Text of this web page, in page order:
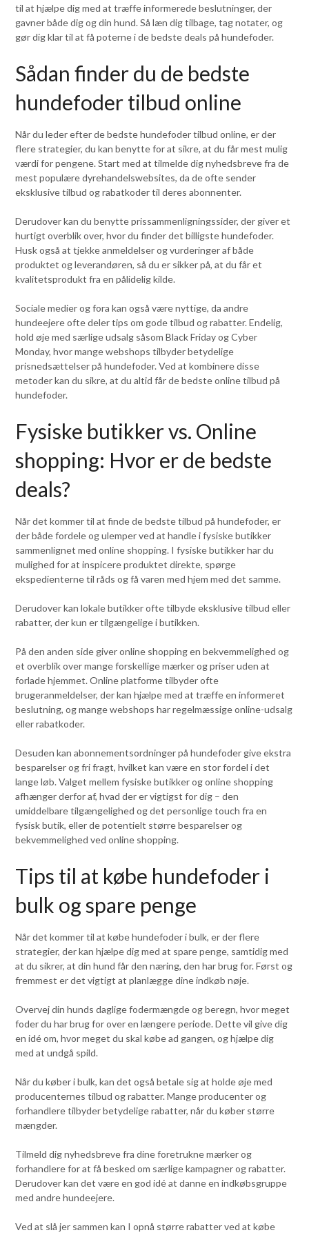
til at hjælpe dig med at træffe informerede beslutninger, der
gavner både dig og din hund. Så læn dig tilbage, tag notater, og
gør dig klar til at få poterne i de bedste deals på hundefoder.
Sådan finder du de bedste
hundefoder tilbud online
Når du leder efter de bedste hundefoder tilbud online, er der
flere strategier, du kan benytte for at sikre, at du får mest mulig
værdi for pengene. Start med at tilmelde dig nyhedsbreve fra de
mest populære dyrehandelswebsites, da de ofte sender
eksklusive tilbud og rabatkoder til deres abonnenter.
Derudover kan du benytte prissammenligningssider, der giver et
hurtigt overblik over, hvor du finder det billigste hundefoder.
Husk også at tjekke anmeldelser og vurderinger af både
produktet og leverandøren, så du er sikker på, at du får et
kvalitetsprodukt fra en pålidelig kilde.
Sociale medier og fora kan også være nyttige, da andre
hundeejere ofte deler tips om gode tilbud og rabatter. Endelig,
hold øje med særlige udsalg såsom Black Friday og Cyber
Monday, hvor mange webshops tilbyder betydelige
prisnedsættelser på hundefoder. Ved at kombinere disse
metoder kan du sikre, at du altid får de bedste online tilbud på
hundefoder.
Fysiske butikker vs. Online
shopping: Hvor er de bedste
deals?
Når det kommer til at finde de bedste tilbud på hundefoder, er
der både fordele og ulemper ved at handle i fysiske butikker
sammenlignet med online shopping. I fysiske butikker har du
mulighed for at inspicere produktet direkte, spørge
ekspedienterne til råds og få varen med hjem med det samme.
Derudover kan lokale butikker ofte tilbyde eksklusive tilbud eller
rabatter, der kun er tilgængelige i butikken.
På den anden side giver online shopping en bekvemmelighed og
et overblik over mange forskellige mærker og priser uden at
forlade hjemmet. Online platforme tilbyder ofte
brugeranmeldelser, der kan hjælpe med at træffe en informeret
beslutning, og mange webshops har regelmæssige online-udsalg
eller rabatkoder.
Desuden kan abonnementsordninger på hundefoder give ekstra
besparelser og fri fragt, hvilket kan være en stor fordel i det
lange løb. Valget mellem fysiske butikker og online shopping
afhænger derfor af, hvad der er vigtigst for dig – den
umiddelbare tilgængelighed og det personlige touch fra en
fysisk butik, eller de potentielt større besparelser og
bekvemmelighed ved online shopping.
Tips til at købe hundefoder i
bulk og spare penge
Når det kommer til at købe hundefoder i bulk, er der flere
strategier, der kan hjælpe dig med at spare penge, samtidig med
at du sikrer, at din hund får den næring, den har brug for. Først og
fremmest er det vigtigt at planlægge dine indkøb nøje.
Overvej din hunds daglige fodermængde og beregn, hvor meget
foder du har brug for over en længere periode. Dette vil give dig
en idé om, hvor meget du skal købe ad gangen, og hjælpe dig
med at undgå spild.
Når du køber i bulk, kan det også betale sig at holde øje med
producenternes tilbud og rabatter. Mange producenter og
forhandlere tilbyder betydelige rabatter, når du køber større
mængder.
Tilmeld dig nyhedsbreve fra dine foretrukne mærker og
forhandlere for at få besked om særlige kampagner og rabatter.
Derudover kan det være en god idé at danne en indkøbsgruppe
med andre hundeejere.
Ved at slå jer sammen kan I opnå større rabatter ved at købe